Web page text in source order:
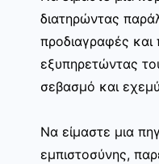
διατηρώντας
προδιαγραφές και
εξυπηρετώντας
σεβασμό και
Να είμαστε μια
εμπιστοσύνης,